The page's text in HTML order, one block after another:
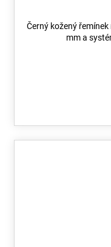
Černý kožený
mm a